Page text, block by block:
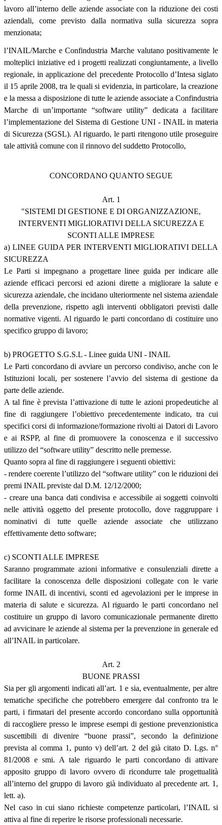
lavoro all’interno delle aziende associate con la riduzione dei costi
aziendali, come previsto dalla normativa sulla sicurezza sopra
menzionata;
l’INAIL/Marche e Confindustria Marche valutano positivamente le
molteplici iniziative ed i progetti realizzati congiuntamente, a livello
regionale, in applicazione del precedente Protocollo d’Intesa siglato
il 15 aprile 2008, tra le quali si evidenzia, in particolare, la creazione
e la messa a disposizione di tutte le aziende associate a Confindustria
Marche di un’importante “software utility” dedicata a facilitare
l’implementazione del Sistema di Gestione UNI - INAIL in materia
di Sicurezza (SGSL). Al riguardo, le parti ritengono utile proseguire
tale attività comune con il rinnovo del suddetto Protocollo,
CONCORDANO QUANTO SEGUE
Art. 1
"SISTEMI DI GESTIONE E DI ORGANIZZAZIONE,
INTERVENTI MIGLIORATIVI DELLA SICUREZZA E
SCONTI ALLE IMPRESE
a) LINEE GUIDA PER INTERVENTI MIGLIORATIVI DELLA
SICUREZZA
Le Parti si impegnano a progettare linee guida per indicare alle
aziende efficaci percorsi ed azioni dirette a migliorare la salute e
sicurezza aziendale, che incidano ulteriormente nel sistema aziendale
della prevenzione, rispetto agli interventi obbligatori previsti dalle
normative vigenti. Al riguardo le parti concordano di costituire uno
specifico gruppo di lavoro;
b) PROGETTO S.G.S.L - Linee guida UNI - INAIL
Le Parti concordano di avviare un percorso condiviso, anche con le
Istituzioni locali, per sostenere l’avvio del sistema di gestione da
parte delle aziende.
A tal fine è prevista l’attivazione di tutte le azioni propedeutiche al
fine di raggiungere l’obiettivo precedentemente indicato, tra cui
specifici corsi di informazione/formazione rivolti ai Datori di Lavoro
e ai RSPP, al fine di promuovere la conoscenza e il successivo
utilizzo del “software utility” descritto nelle premesse.
Quanto sopra al fine di raggiungere i seguenti obiettivi:
- rendere coerente l’utilizzo del “software utility” con le riduzioni dei
premi INAIL previste dal D.M. 12/12/2000;
- creare una banca dati condivisa e accessibile ai soggetti coinvolti
nelle attività oggetto del presente protocollo, dove raggruppare i
nominativi di tutte quelle aziende associate che utilizzano
effettivamente detto software;
c) SCONTI ALLE IMPRESE
Saranno programmate azioni informative e consulenziali dirette a
facilitare la conoscenza delle disposizioni collegate con le varie
forme INAIL di incentivi, sconti ed agevolazioni per le imprese in
materia di salute e sicurezza. Al riguardo le parti concordano nel
costituire un gruppo di lavoro comunicazionale permanente diretto
ad avvicinare le aziende al sistema per la prevenzione in generale ed
all’INAIL in particolare.
Art. 2
BUONE PRASSI
Sia per gli argomenti indicati all’art. 1 e sia, eventualmente, per altre
tematiche specifiche che potrebbero emergere dal confronto tra le
parti, i firmatari del presente accordo concordano sulla opportunità
di raccogliere presso le imprese esempi di gestione prevenzionistica
suscettibili di divenire “buone prassi”, secondo la definizione
prevista al comma 1, punto v) dell’art. 2 del già citato D. Lgs. n°
81/2008 e smi. A tale riguardo le parti concordano di attivare
apposito gruppo di lavoro ovvero di ricondurre tale progettualità
all’interno del gruppo di lavoro già individuato al precedente art. 1,
lett. a).
Nel caso in cui siano richieste competenze particolari, l’INAIL si
attiva al fine di reperire le risorse professionali necessarie.